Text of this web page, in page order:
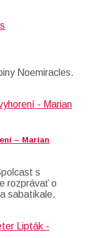
Noemiracles.
– Marian
s
rozprávať o
sabatikale.